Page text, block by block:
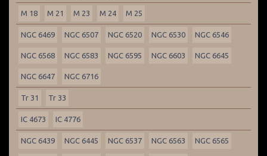
M 18 M 21 M 23 M 24 M 25
NGC 6469 NGC 6507 NGC 6520 NGC 6530 NGC 6546
NGC 6568 NGC 6583 NGC 6595 NGC 6603 NGC 6645
NGC 6647 NGC 6716
Tr 31 Tr 33
IC 4673 IC 4776
NGC 6439 NGC 6445 NGC 6537 NGC 6563 NGC 6565